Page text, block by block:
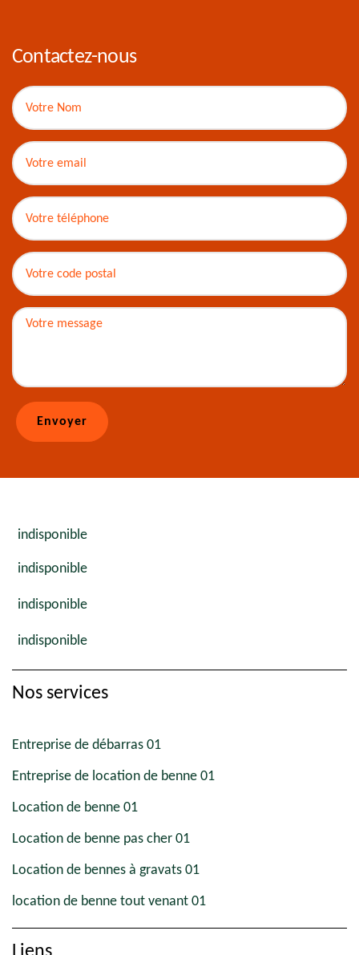
Contactez-nous
indisponible
indisponible
indisponible
indisponible
Nos services
Entreprise de débarras 01
Entreprise de location de benne 01
Location de benne 01
Location de benne pas cher 01
Location de bennes à gravats 01
location de benne tout venant 01